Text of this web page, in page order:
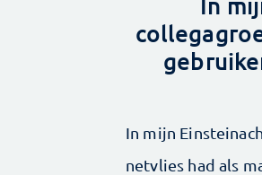
In mijn
netvlies had als